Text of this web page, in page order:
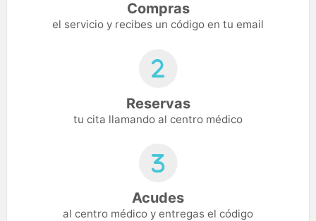
Compras
el servicio y recibes un código en tu email
Reservas
tu cita llamando al centro médico
Acudes
al centro médico y entregas el código